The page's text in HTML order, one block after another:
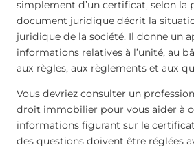
simplement d’un certificat, selon la
document juridique décrit la
juridique de la société. Il donne un
informations relatives à l’unité, au
aux règles, aux règlements et aux
Vous devriez consulter un
droit immobilier pour vous aider à
informations figurant sur le
des questions doivent être réglées